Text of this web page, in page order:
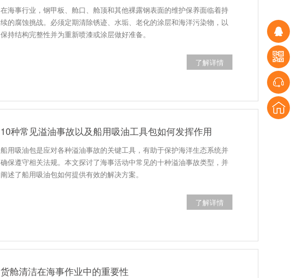
在海事行业，钢甲板、舱口、舱顶和其他裸露钢表面的维护保养面临着持
续的腐蚀挑战。必须定期清除锈迹、水垢、老化的涂层和海洋污染物，以
保持结构完整性并为重新喷漆或涂层做好准备。
了解详情
10种常见溢油事故以及船用吸油工具包如何发挥作用
船用吸油包是应对各种溢油事故的关键工具，有助于保护海洋生态系统并
确保遵守相关法规。本文探讨了海事活动中常见的十种溢油事故类型，并
阐述了船用吸油包如何提供有效的解决方案。
了解详情
货舱清洁在海事作业中的重要性